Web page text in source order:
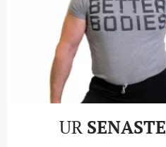
UR SENASTE